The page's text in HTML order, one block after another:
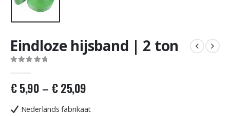
Eindloze hijsband | 2 ton
€5,90 – €25,09
Nederlands fabrikaat